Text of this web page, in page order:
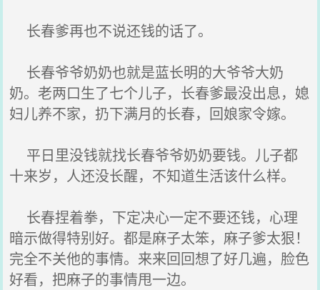
长春爹再也不说还钱的话了。
长春爷爷奶奶也就是蓝长明的大爷爷大奶
奶。老两口生了七个儿子，长春爹最没出息，媳
妇儿养不家，扔下满月的长春，回娘家令嫁。
平日里没钱就找长春爷爷奶奶要钱。儿子都
十来岁，人还没长醒，不知道生活该什么样。
长春捏着拳，下定决心一定不要还钱，心理
暗示做得特别好。都是麻子太笨，麻子爹太狠！
完全不关他的事情。来来回回想了好几遍，脸色
好看，把麻子的事情甩一边。